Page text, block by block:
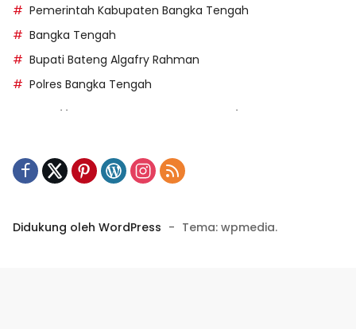
Pemerintah Kabupaten Bangka Tengah
Bangka Tengah
Bupati Bateng Algafry Rahman
Polres Bangka Tengah
https://kecsitim.sitarokab.go.id/
https://ukpbj.natunakab.go.id/
Didukung oleh WordPress - Tema: wpmedia.